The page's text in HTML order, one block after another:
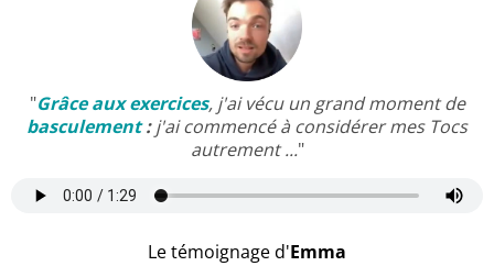
"Grâce aux exercices, j'ai vécu un grand moment de
basculement:j'ai commencé à considérer mes Tocs
autrement ..."
Le témoignage d'Emma